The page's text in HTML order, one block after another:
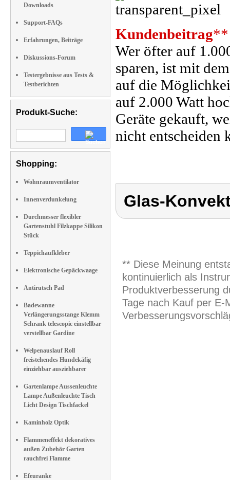
Downloads
Support-FAQs
Erfahrungen, Beiträge
Diskussions-Forum
Testergebnisse aus Tests &
Testberichten
Produkt-Suche:
Shopping:
Wohnraumventilator
Innenverdunkelung
Durchmesser flexibler
Gartenstuhl Filzkappe Silikon
Stück
Teppichaufkleber
Elektronische Gepäckwaage
Antirutsch Pad
Badewanne
Verlängerungsstange Klemm
Schrank telescopic einstellbar
verstellbar Gardine
Welpenauslauf Roll
freistehendes Hundekäfig
einziehbar ausziehbarer
Gartenlampe Aussenleuchte
Lampe Außenleuchte Tisch
Licht Design Tischfackel
Kaminholz Optik
Flammeneffekt dekoratives
außen Zubehör Garten
rauchfrei Flamme
Efeuranke
Kundenbeitrag**
Wer öfter auf
sparen, ist mit
auf die
auf 2.000 Watt
Geräte gekauft,
nicht entscheiden
Glas-
** Diese Meinung
kontinuierlich als
Produktverbesserung
Tage nach Kauf per E-